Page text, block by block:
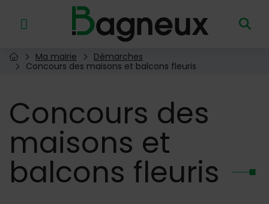
Menu de raccourcis
Retour à l'accueil
Page d'accueil du site
Ma mairie
Démarches
Concours des maisons et balcons fleuris
Concours des
maisons et
balcons fleuris